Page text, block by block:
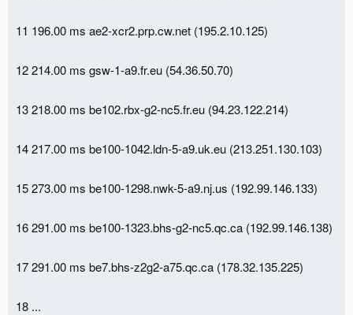
11 196.00 ms ae2-xcr2.prp.cw.net (195.2.10.125)
12 214.00 ms gsw-1-a9.fr.eu (54.36.50.70)
13 218.00 ms be102.rbx-g2-nc5.fr.eu (94.23.122.214)
14 217.00 ms be100-1042.ldn-5-a9.uk.eu (213.251.130.103)
15 273.00 ms be100-1298.nwk-5-a9.nj.us (192.99.146.133)
16 291.00 ms be100-1323.bhs-g2-nc5.qc.ca (192.99.146.138)
17 291.00 ms be7.bhs-z2g2-a75.qc.ca (178.32.135.225)
18 ...